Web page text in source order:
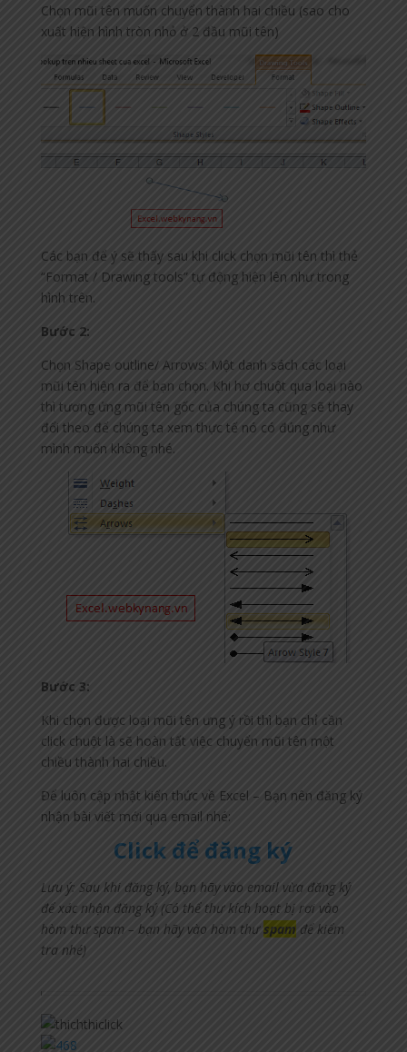
Chọn mũi tên muốn chuyển thành hai chiều (sao cho
xuất hiện hình tròn nhỏ ở 2 đầu mũi tên)
Các bạn để ý sẽ thấy sau khi click chọn mũi tên thì thẻ
“Format / Drawing tools” tự động hiện lên như trong
hình trên.
Bước 2:
Chọn Shape outline/ Arrows: Một danh sách các loại
mũi tên hiện ra để bạn chọn. Khi hơ chuột qua loại nào
thì tương ứng mũi tên gốc của chúng ta cũng sẽ thay
đổi theo để chúng ta xem thực tế nó có đúng như
mình muốn không nhé.
Bước 3:
Khi chọn được loại mũi tên ưng ý rồi thì bạn chỉ cần
click chuột là sẽ hoàn tất việc chuyển mũi tên một
chiều thành hai chiều.
Để luôn cập nhật kiến thức về Excel – Bạn nên đăng ký
nhận bài viết mới qua email nhé:
Click để đăng ký
Lưu ý: Sau khi đăng ký, bạn hãy vào email vừa đăng ký
để xác nhận đăng ký (Có thể thư kích hoạt bị rơi vào
hòm thư spam – bạn hãy vào hòm thưspam để kiểm
tra nhé)